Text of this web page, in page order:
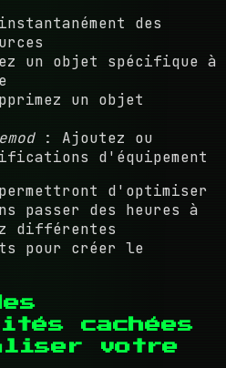
des
un objet spécifique à
un objet
: Ajoutez ou
d'équipement
permettront d'optimiser
passer des heures à
différentes
pour créer le
cachées
votre